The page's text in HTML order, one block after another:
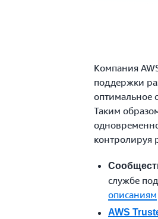
Компания
поддержки
оптимальное
Таким
контролируя
службе
описаниям
AWS